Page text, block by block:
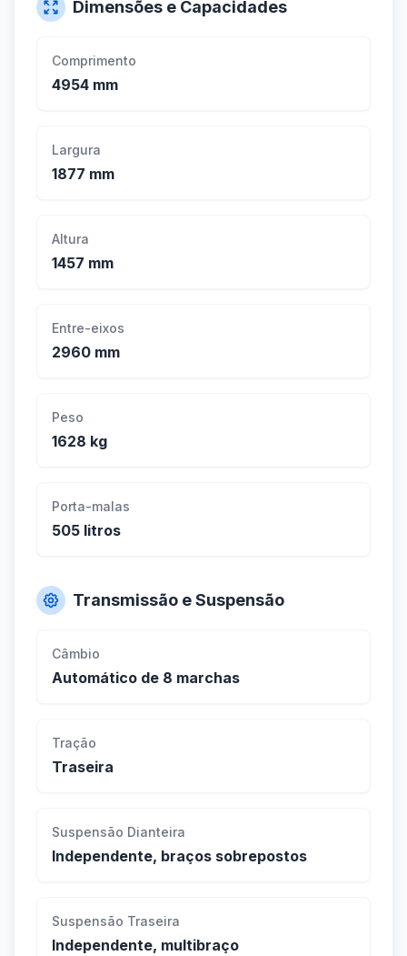
Dimensões e Capacidades
Comprimento
4954 mm
Largura
1877 mm
Altura
1457 mm
Entre-eixos
2960 mm
Peso
1628 kg
Porta-malas
505 litros
Transmissão e Suspensão
Câmbio
Automático de 8 marchas
Tração
Traseira
Suspensão Dianteira
Independente, braços sobrepostos
Suspensão Traseira
Independente, multibraço